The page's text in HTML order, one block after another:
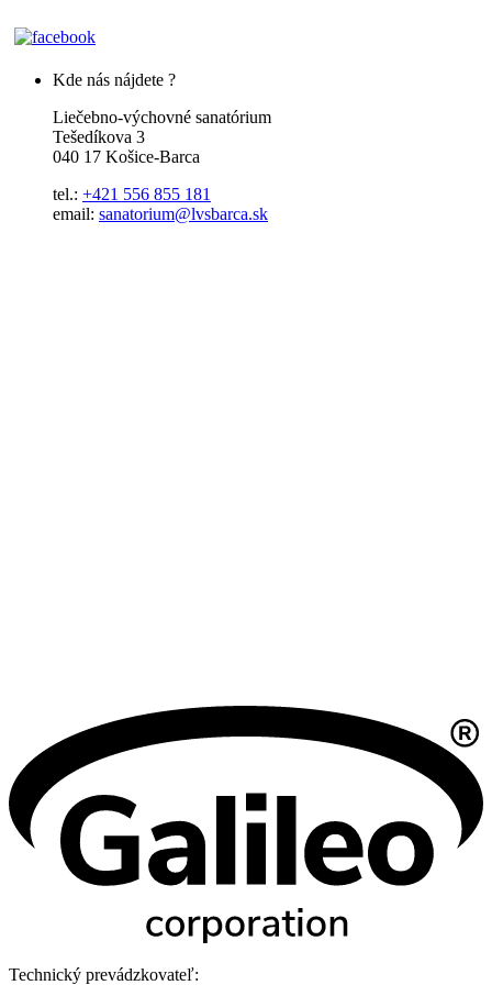
Kde nás nájdete ?
Liečebno-výchovné sanatórium
Tešedíkova 3
040 17 Košice-Barca
tel.: +421 556 855 181
email: sanatorium@lvsbarca.sk
Technický prevádzkovateľ: